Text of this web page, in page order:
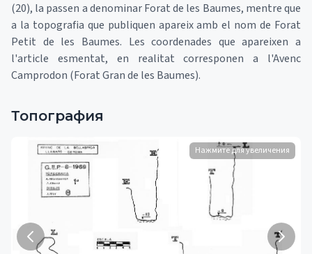
(20), la passen a denominar Forat de les Baumes, mentre que
a la topografia que publiquen apareix amb el nom de Forat
Petit de les Baumes. Les coordenades que apareixen a
l'article esmentat, en realitat corresponen a l'Avenc
Camprodon (Forat Gran de les Baumes).
Топография
Нажмите для увеличения